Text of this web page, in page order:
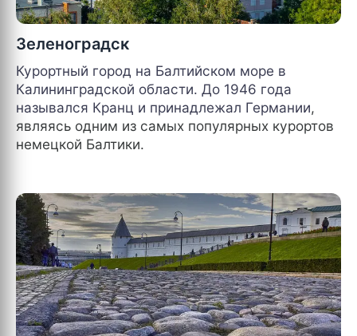
Зеленоградск
Курортный город на Балтийском море в
Калининградской области. До 1946 года
назывался Кранц и принадлежал Германии,
являясь одним из самых популярных курортов
немецкой Балтики.